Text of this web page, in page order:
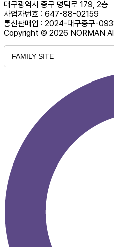
대구광역시 중구 명덕로 179, 2층
사업자번호 : 647-88-02159
통신판매업 : 2024-대구중구-
Copyright © 2026 NORMAN
FAMILY SITE